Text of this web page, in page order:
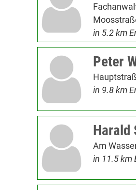
in 5.2 km
Peter
in 9.8 km
Harald
Am
in 11.5 km